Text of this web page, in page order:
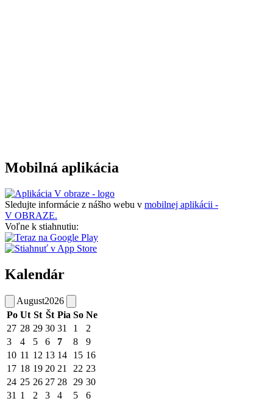
Mobilná aplikácia
Sledujte informácie z nášho webu v mobilnej aplikácii -
V OBRAZE.
Voľne k stiahnutiu:
Kalendár
August2026
Po Ut St Št Pia So Ne
27 28 29 30 31 1
2
3
4 5 6 7 8
9
10 11 12 13 14 15 16
17 18 19 20 21 22 23
24 25 26 27 28 29 30
31 1 2 3 4 5 6